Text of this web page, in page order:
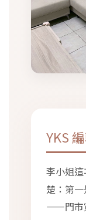
YKS
李小姐
楚：第一
——門市